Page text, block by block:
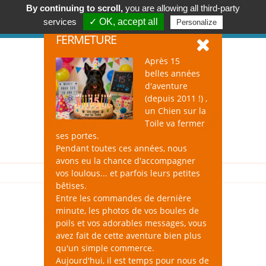
Accessoires & Design pour Chien, Chat, et Nac !
FERMETURE
Après 15
belles années
d'aventure
(depuis 2011 !) ,
un Chien sur la
Toile va fermer
ses portes.
Pendant toutes ces années, nous
avons eu la chance d'accompagner
vos loulous... et parfois leurs petites
bêtises.
Entre les commandes de dernière
minute, les photos de vos boules de
poils et vos adorables messages, vous
avez fait de cette aventure bien plus
qu'un simple commerce.
Aujourd'hui, il est temps pour nous de
Se connecter-S'inscrire
Shampooings pour Chat
By continuing to scroll,you are allowing all third-party
services
✓ OK, accept all Personalize